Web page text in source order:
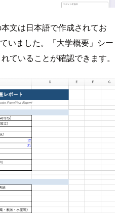
文は日本語で作成されてお
いました。「大学概要」シー
ていることが確認できます。